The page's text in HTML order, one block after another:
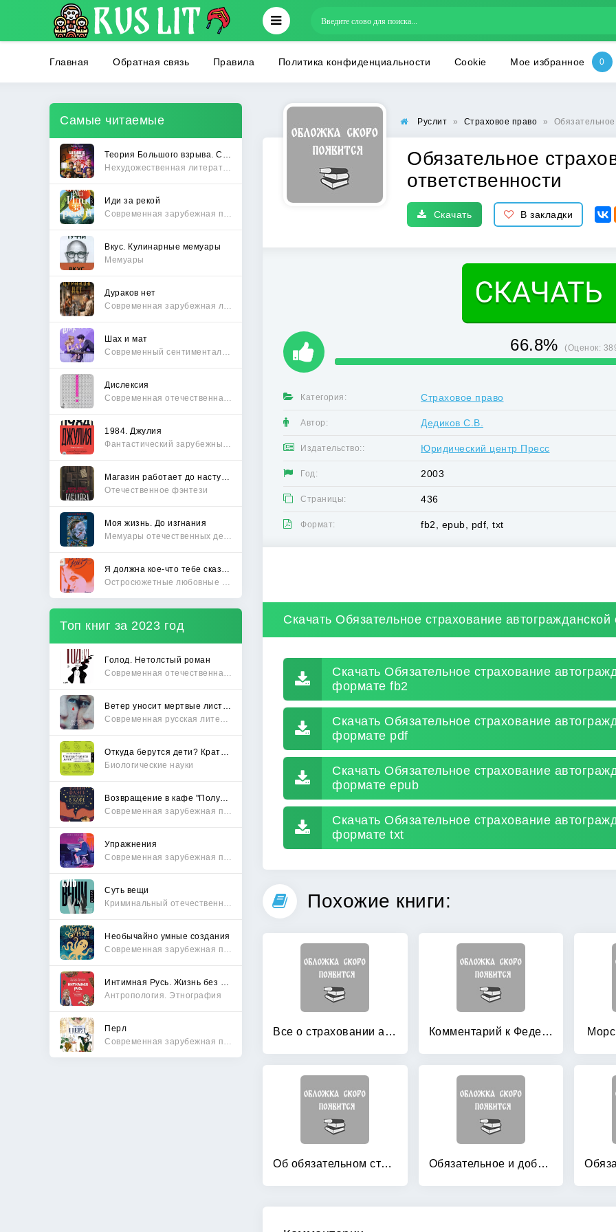
Главная Обратная связь Правила Политика конфиденциальности Cookie Мое избранное
Самые читаемые
Иди за рекой
Вкус. Кулинарные мемуары
Мемуары
Дураков нет
Шах и мат
Дислексия
1984. Джулия
Отечественное фэнтези
Моя жизнь. До изгнания
Топ книг за 2023 год
Голод. Нетолстый роман
Биологические науки
Упражнения
Суть вещи
Необычайно умные создания
Антропология. Этнография
Перл
Руслит » Страховое право » Обязательное
Обязательное
ответственности
Скачать В закладки
66.8% (Оценок:
Категория: Страховое право
Автор: Дедиков С.В.
Издательство:: Юридический центр Пресс
Год: 2003
Страницы: 436
Формат: fb2, epub, pdf, txt
Скачать Обязательное страхование автогражданской
Скачать Обязательное страхование
формате fb2
Скачать Обязательное страхование
формате pdf
Скачать Обязательное страхование
формате epub
Скачать Обязательное страхование
формате txt
Похожие книги:
Все о страховании автотранспортных средств и автогражданской ответственности Комментарий к Федеральному закону «О страховых пенсиях» (постатейный): Вступил в силу 01. 01. 2015 года
Об обязательном страховании гражданской ответственности владельцев транспортных средств: Федеральный закон № 40-ФЗ Обязательное и добровольное пенсионное страхование: Институты и финансы